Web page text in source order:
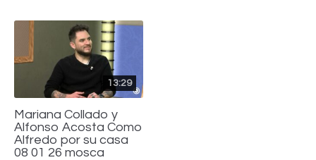
13:29
Mariana Collado y
Alfonso Acosta Como
Alfredo por su casa
08 01 26 mosca